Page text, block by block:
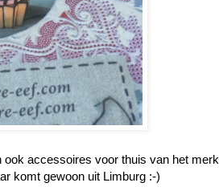
accessoires voor thuis van het merk
komt gewoon uit Limburg :-)